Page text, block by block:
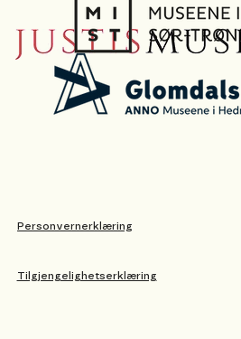
Personvernerklæring
Tilgjengelighetserklæring